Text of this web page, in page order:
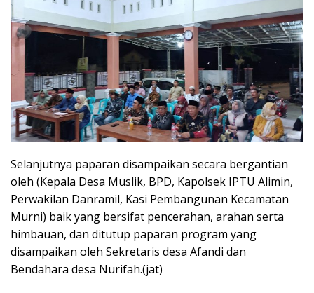
Selanjutnya paparan disampaikan secara bergantian
oleh (Kepala Desa Muslik, BPD, Kapolsek IPTU Alimin,
Perwakilan Danramil, Kasi Pembangunan Kecamatan
Murni) baik yang bersifat pencerahan, arahan serta
himbauan, dan ditutup paparan program yang
disampaikan oleh Sekretaris desa Afandi dan
Bendahara desa Nurifah.(jat)